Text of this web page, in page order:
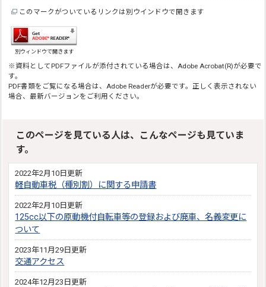
このマークがついているリンクは別ウインドウで開きます
別ウィンドウで開きます
※資料としてPDFファイルが添付されている場合は、Adobe Acrobat(R)が必要で
す。
PDF書類をご覧になる場合は、Adobe Readerが必要です。正しく表示されない
場合、最新バージョンをご利用ください。
このページを見ている人は、こんなページも見ていま
す。
2022年2月10日更新
軽自動車税（種別割）に関する申請書
2022年2月10日更新
125cc以下の原動機付自転車等の登録および廃車、名義変更に
ついて
2023年11月29日更新
交通アクセス
2024年12月23日更新